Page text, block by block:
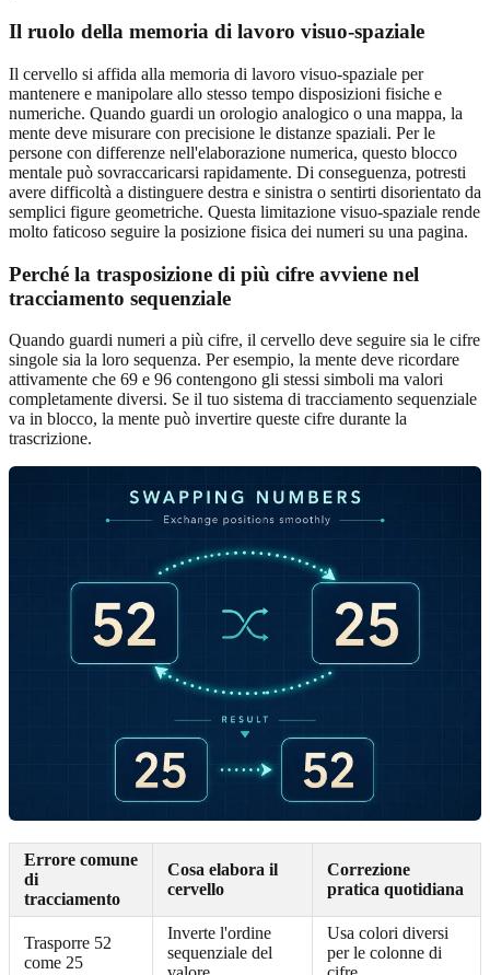
Il ruolo della memoria di lavoro visuo-spaziale
Il cervello si affida alla memoria di lavoro visuo-spaziale per
mantenere e manipolare allo stesso tempo disposizioni fisiche e
numeriche. Quando guardi un orologio analogico o una mappa, la
mente deve misurare con precisione le distanze spaziali. Per le
persone con differenze nell'elaborazione numerica, questo blocco
mentale può sovraccaricarsi rapidamente. Di conseguenza, potresti
avere difficoltà a distinguere destra e sinistra o sentirti disorientato da
semplici figure geometriche. Questa limitazione visuo-spaziale rende
molto faticoso seguire la posizione fisica dei numeri su una pagina.
Perché la trasposizione di più cifre avviene nel
tracciamento sequenziale
Quando guardi numeri a più cifre, il cervello deve seguire sia le cifre
singole sia la loro sequenza. Per esempio, la mente deve ricordare
attivamente che 69 e 96 contengono gli stessi simboli ma valori
completamente diversi. Se il tuo sistema di tracciamento sequenziale
va in blocco, la mente può invertire queste cifre durante la
trascrizione.
Errore comune
di
tracciamento
Cosa elabora il
cervello
Correzione
pratica quotidiana
Trasporre 52
come 25
Inverte l'ordine
sequenziale del
Usa colori diversi
per le colonne di